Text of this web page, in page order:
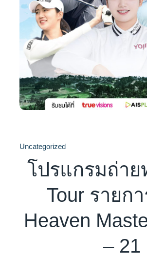
Uncategorized
โปรแกรมถ่า
Tour รายก
Heaven
–